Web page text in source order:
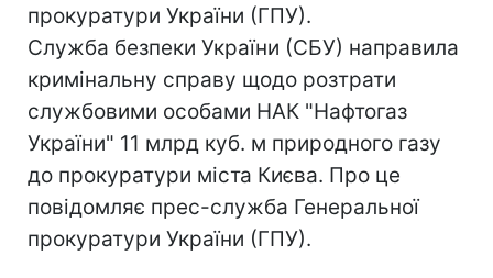
прокуратури України (ГПУ).
Служба безпеки України (СБУ) направила
кримінальну справу щодо розтрати
службовими особами НАК "Нафтогаз
України" 11 млрд куб. м природного газу
до прокуратури міста Києва. Про це
повідомляє прес-служба Генеральної
прокуратури України (ГПУ).